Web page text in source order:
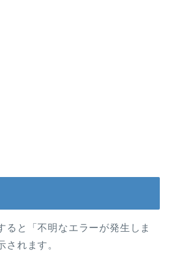
ると「不明なエラーが発生しま
されます。